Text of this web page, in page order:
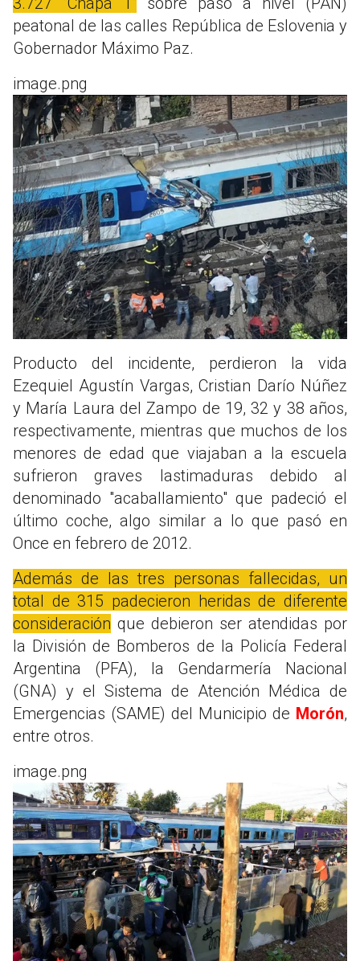
peatonal de las calles República de Eslovenia y
Gobernador Máximo Paz.
image.png
Producto del incidente, perdieron la vida
Ezequiel Agustín Vargas, Cristian Darío Núñez
y María Laura del Zampo de 19, 32 y 38 años,
respectivamente, mientras que muchos de los
menores de edad que viajaban a la escuela
sufrieron graves lastimaduras debido al
denominado "acaballamiento" que padeció el
último coche, algo similar a lo que pasó en
Once en febrero de 2012.
Además de las tres personas fallecidas, un
total de 315 padecieron heridas de diferente
consideración que debieron ser atendidas por
la División de Bomberos de la Policía Federal
Argentina (PFA), la Gendarmería Nacional
(GNA) y el Sistema de Atención Médica de
Emergencias (SAME) del Municipio de Morón,
entre otros.
image.png